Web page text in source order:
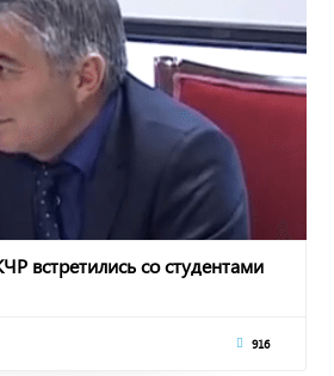
встретились со студентами
916